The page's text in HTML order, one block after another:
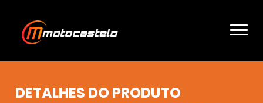
DETALHES DO PRODUTO